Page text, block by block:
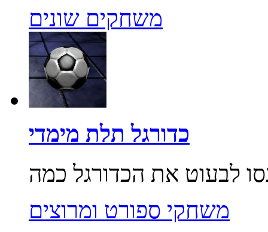
משחקים שונים
כדורגל תלת מימדי
משחקי ספורט ומרוצים